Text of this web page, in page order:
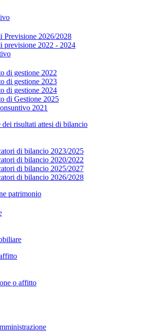
Previsione 2026/2028
previsione 2022 - 2024
di gestione 2022
di gestione 2023
di gestione 2024
di Gestione 2025
2021
risultati attesi di bilancio
di bilancio 2023/2025
di bilancio 2020/2022
di bilancio 2025/2027
di bilancio 2026/2028
patrimonio
o affitto